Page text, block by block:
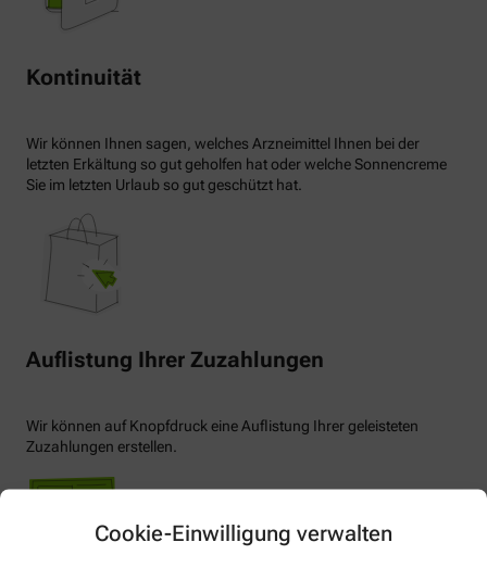
Cookie-Einwilligung verwalten
Kontinuität
Wir können Ihnen sagen, welches Arzneimittel Ihnen bei der
letzten Erkältung so gut geholfen hat oder welche Sonnencreme
Sie im letzten Urlaub so gut geschützt hat.
Auflistung Ihrer Zuzahlungen
Wir können auf Knopfdruck eine Auflistung Ihrer geleisteten
Zuzahlungen erstellen.